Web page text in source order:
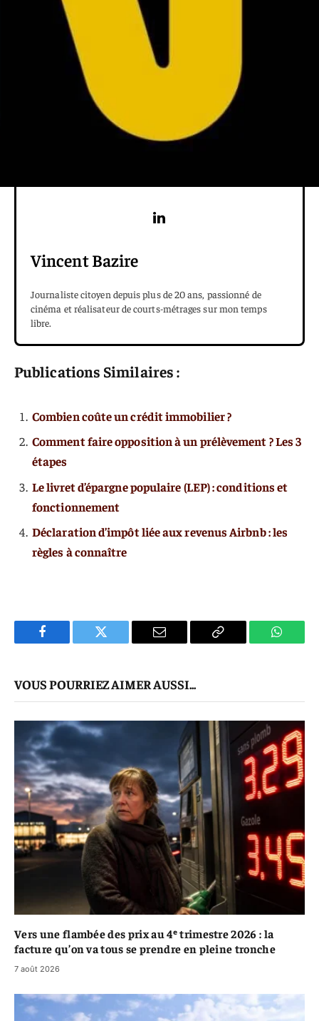
Vincent Bazire
Journaliste citoyen depuis plus de 20 ans, passionné de
cinéma et réalisateur de courts-métrages sur mon temps
libre.
Publications Similaires :
Combien coûte un crédit immobilier ?
Comment faire opposition à un prélèvement ? Les 3
étapes
Le livret d’épargne populaire (LEP) : conditions et
fonctionnement
Déclaration d’impôt liée aux revenus Airbnb : les
règles à connaître
Facebook Twitter
E-
Copier
VOUS POURRIEZ AIMER AUSSI...
Vers une flambée des prix au 4ᵉ trimestre 2026 : la
facture qu’on va tous se prendre en pleine tronche
7 août 2026